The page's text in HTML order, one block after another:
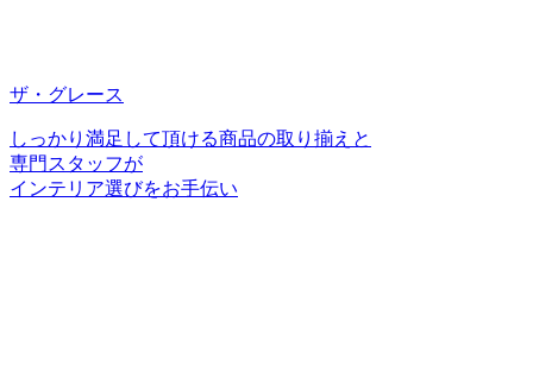
ザ・グレース
しっかり満足して頂ける商品の取り揃えと
専門スタッフが
インテリア選びをお手伝い